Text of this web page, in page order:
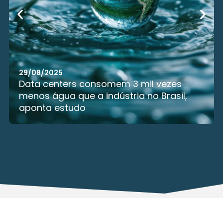
29/08/2025
Brasscom: Sem educação e
Brasil vai ficar parado no mesmo